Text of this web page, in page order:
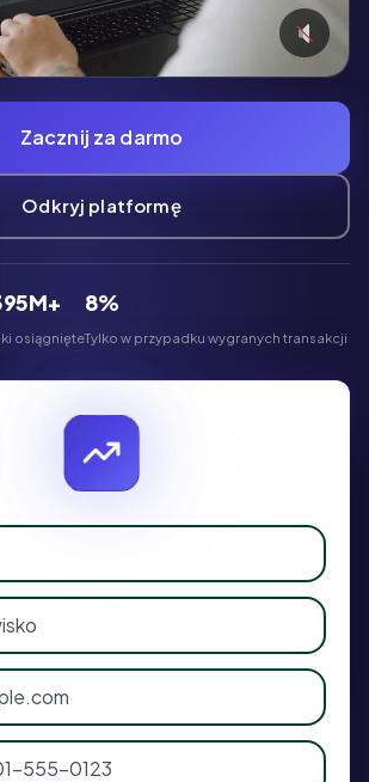
Zacznij za darmo
Odkryj platformę
osiągnięte
8%
Tylko w przypadku wygranych transakcji